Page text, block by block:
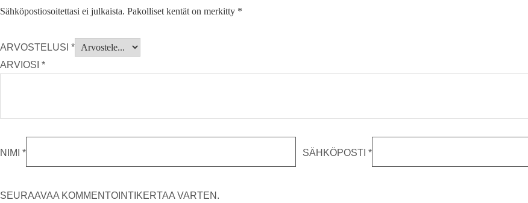
Sähköpostiosoitettasi ei julkaista. Pakolliset kentät on merkitty *
ARVOSTELUSI *
ARVIOSI *
NIMI * SÄHKÖPOSTI*
SEURAAVAA KOMMENTOINTIKERTAA VARTEN.